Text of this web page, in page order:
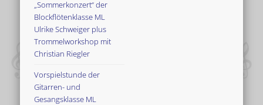
„Sommerkonzert“ der
Blockflötenklasse ML
Ulrike Schweiger plus
Trommelworkshop mit
Christian Riegler
Vorspielstunde der
Gitarren- und
Gesangsklasse ML